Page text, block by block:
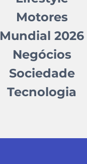
Motores
Mundial 2026
Negócios
Sociedade
Tecnologia